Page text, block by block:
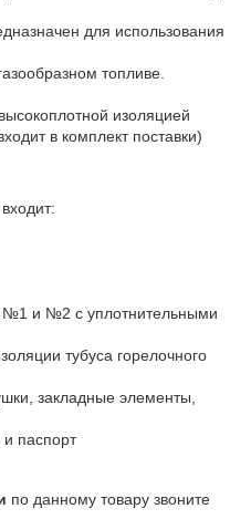
для использования
топливе.
изоляцией
в комплект поставки)
№1 и №2 с уплотнительными
тубуса горелочного
закладные элементы,
и паспорт
по данному товару звоните